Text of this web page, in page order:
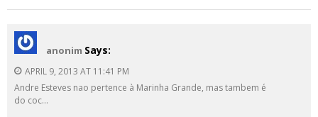
anonim Says:
APRIL 9, 2013 AT 11:41 PM
Andre Esteves nao pertence à Marinha Grande, mas tambem é
do coc…